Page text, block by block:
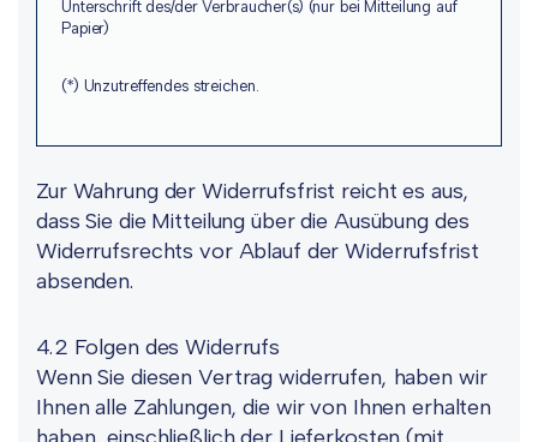
Unterschrift des/der Verbraucher(s) (nur bei Mitteilung auf
Papier)
(*) Unzutreffendes streichen.
Zur Wahrung der Widerrufsfrist reicht es aus,
dass Sie die Mitteilung über die Ausübung des
Widerrufsrechts vor Ablauf der Widerrufsfrist
absenden.
4.2 Folgen des Widerrufs
Wenn Sie diesen Vertrag widerrufen, haben wir
Ihnen alle Zahlungen, die wir von Ihnen erhalten